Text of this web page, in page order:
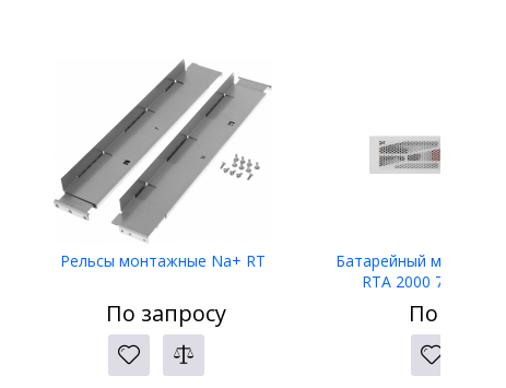
Рельсы монтажные Na+ RT
По запросу
Батарейный модуль
RTA 2000 72 В/9.6
По